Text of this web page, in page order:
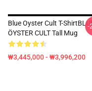
Blue Oyster Cult T-
ÖYSTER CULT Tall Mug
₩3,445,000 - ₩3,996,200
-